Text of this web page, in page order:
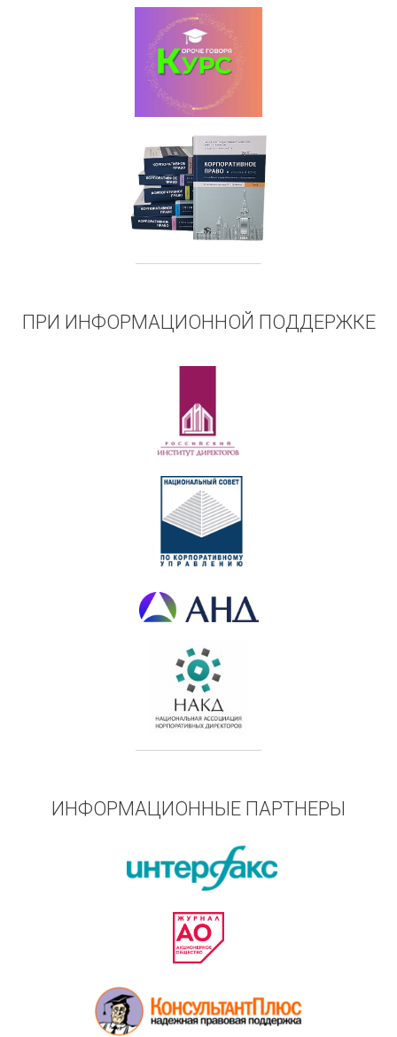
ПРИ ИНФОРМАЦИОННОЙ ПОДДЕРЖКЕ
ИНФОРМАЦИОННЫЕ ПАРТНЕРЫ